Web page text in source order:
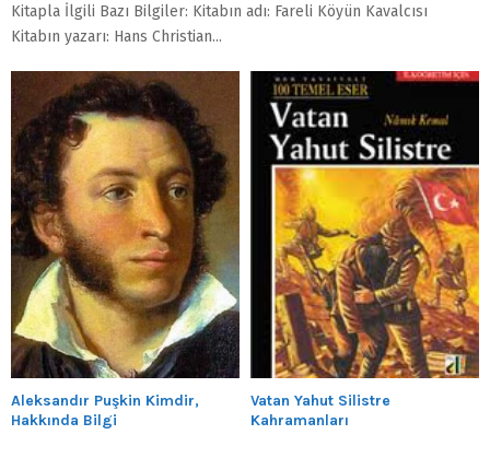
Kitapla İlgili Bazı Bilgiler: Kitabın adı: Fareli Köyün Kavalcısı
Kitabın yazarı: Hans Christian...
Aleksandır Puşkin Kimdir,
Hakkında Bilgi
Vatan Yahut Silistre
Kahramanları